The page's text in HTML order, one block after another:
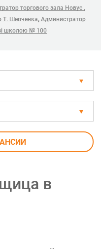
торгового зала Новус ,
Т. Шевченка, Администратор
школою № 100
в